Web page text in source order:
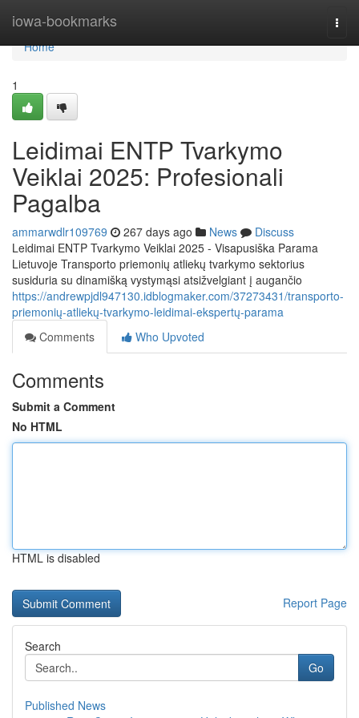
iowa-bookmarks
Home
Home
1
Leidimai ENTP Tvarkymo
Veiklai 2025: Profesionali
Pagalba
ammarwdlr109769 267 days ago News
Discuss
Leidimai ENTP Tvarkymo Veiklai 2025 - Visapusiška Parama
Lietuvoje Transporto priemonių atliekų tvarkymo sektorius
susiduria su dinamišką vystymąsi atsižvelgiant į augančio
https://andrewpjdl947130.idblogmaker.com/37273431/transporto-
priemonių-atliekų-tvarkymo-leidimai-ekspertų-parama
Comments
Who Upvoted
Comments
Submit a Comment
No HTML
HTML is disabled
Report Page
Search
Go
Published News